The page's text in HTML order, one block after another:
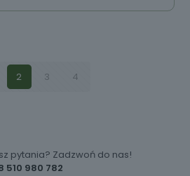
2 3 4
510 980 782
pytania? Zadzwoń do nas!